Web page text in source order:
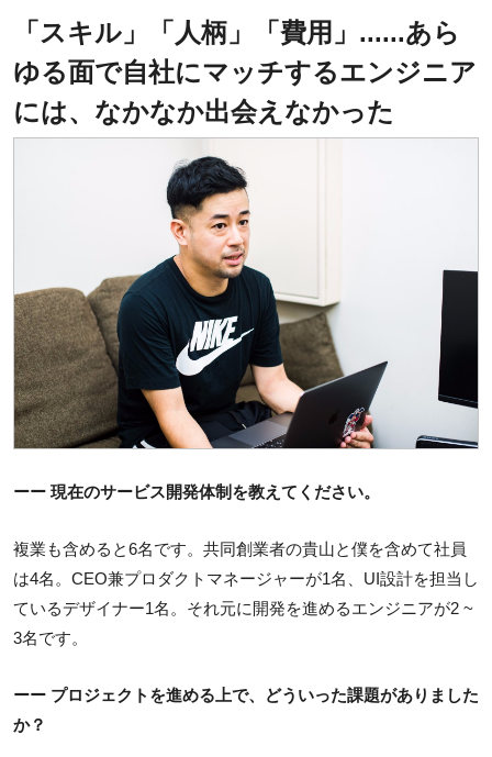
「スキル」「人柄」「費用」......あら
ゆる面で自社にマッチするエンジニア
には、なかなか出会えなかった
ーー 現在のサービス開発体制を教えてください。
複業も含めると6名です。共同創業者の貴山と僕を含めて社員
は4名。CEO兼プロダクトマネージャーが1名、UI設計を担当し
ているデザイナー1名。それ元に開発を進めるエンジニアが2 ~
3名です。
ーー プロジェクトを進める上で、どういった課題がありました
か？